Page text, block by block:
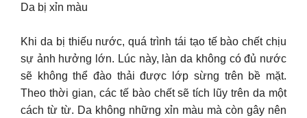
Da bị xỉn màu
Khi da bị thiếu nước, quá trình tái tạo tế bào chết chịu
sự ảnh hưởng lớn. Lúc này, làn da không có đủ nước
sẽ không thể đào thải được lớp sừng trên bề mặt.
Theo thời gian, các tế bào chết sẽ tích lũy trên da một
cách từ từ. Da không những xỉn màu mà còn gây nên